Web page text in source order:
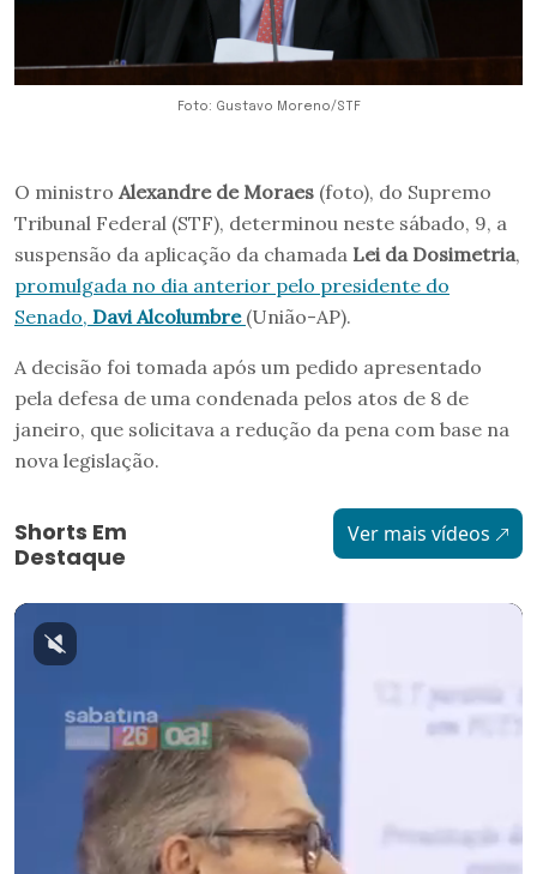
Foto: Gustavo Moreno/STF
O ministro Alexandre de Moraes (foto), do Supremo
Tribunal Federal (STF), determinou neste sábado, 9, a
suspensão da aplicação da chamada Lei da Dosimetria,
promulgada no dia anterior pelo presidente do
Senado, Davi Alcolumbre (União-AP).
A decisão foi tomada após um pedido apresentado
pela defesa de uma condenada pelos atos de 8 de
janeiro, que solicitava a redução da pena com base na
nova legislação.
Shorts Em
Destaque
Ver mais vídeos